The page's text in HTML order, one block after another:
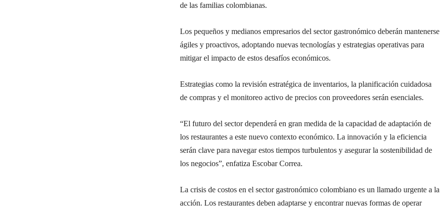
de las familias colombianas.
Los pequeños y medianos empresarios del sector gastronómico deberán mantenerse
ágiles y proactivos, adoptando nuevas tecnologías y estrategias operativas para
mitigar el impacto de estos desafíos económicos.
Estrategias como la revisión estratégica de inventarios, la planificación cuidadosa
de compras y el monitoreo activo de precios con proveedores serán esenciales.
“El futuro del sector dependerá en gran medida de la capacidad de adaptación de
los restaurantes a este nuevo contexto económico. La innovación y la eficiencia
serán clave para navegar estos tiempos turbulentos y asegurar la sostenibilidad de
los negocios”, enfatiza Escobar Correa.
La crisis de costos en el sector gastronómico colombiano es un llamado urgente a la
acción. Los restaurantes deben adaptarse y encontrar nuevas formas de operar